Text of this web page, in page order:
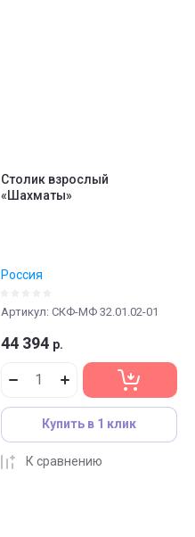
Столик взрослый
«Шахматы»
Россия
Артикул: СКФ-МФ 32.01.02-01
44 394 р.
Купить в 1 клик
К сравнению